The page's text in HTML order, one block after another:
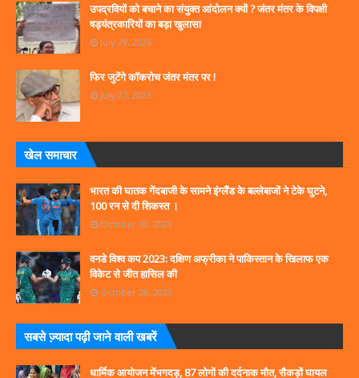
उपद्रवियों को बचाने का संयुक्त आंदोलन क्यों ? जंतर मंतर के विपक्षी
षड्यंत्रकारियों का बड़ा खुलासा
July 29, 2026
फिर जुटेंगे कॉकरोच जंतर मंतर पर !
July 27, 2026
खेल समाचार
भारत की घातक गेंदबाजी के सामने इंग्लैंड के बल्लेबाजों ने टेके घुटने,
100 रन से दी शिकस्त ।
October 30, 2023
वनडे विश्व कप 2023: दक्षिण अफ्रीका ने पाकिस्तान के खिलाफ एक
विकेट से जीत हासिल की
October 28, 2023
सबसे ज्‍़यादा पढ़ी जाने वाली खबरें
धार्मिक आयोजन मेंभगदड़, 87 लोगों की दर्दनाक मौत, सैकड़ों घायल